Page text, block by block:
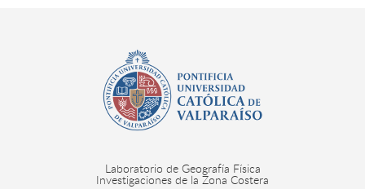
Laboratorio de Geografía Física
Investigaciones de la Zona Costera